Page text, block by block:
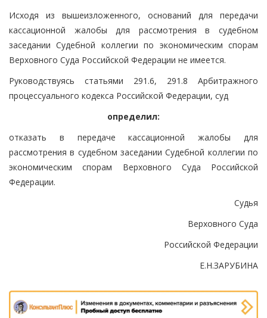
Исходя из вышеизложенного, оснований для передачи
кассационной жалобы для рассмотрения в судебном
заседании Судебной коллегии по экономическим спорам
Верховного Суда Российской Федерации не имеется.
Руководствуясь статьями 291.6, 291.8 Арбитражного
процессуального кодекса Российской Федерации, суд
определил:
отказать в передаче кассационной жалобы для
рассмотрения в судебном заседании Судебной коллегии по
экономическим спорам Верховного Суда Российской
Федерации.
Судья
Верховного Суда
Российской Федерации
Е.Н.ЗАРУБИНА